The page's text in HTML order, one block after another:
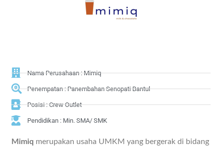
Nama Perusahaan : Mimiq
Penempatan : Panembahan Senopati Bantul
Posisi : Crew Outlet
Pendidikan : Min. SMA/ SMK
Mimiq merupakan usaha UMKM yang bergerak di bidang